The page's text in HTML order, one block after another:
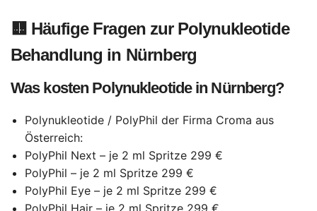
🟨 Häufige Fragen zur Polynukleotide
Behandlung in Nürnberg
Was kosten Polynukleotide in Nürnberg?
Polynukleotide / PolyPhil der Firma Croma aus
Österreich:
PolyPhil Next – je 2 ml Spritze 299 €
PolyPhil – je 2 ml Spritze 299 €
PolyPhil Eye – je 2 ml Spritze 299 €